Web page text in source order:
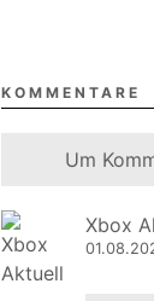
KOMMENTARE
Um
Xbox